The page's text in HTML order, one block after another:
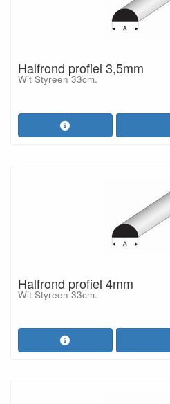
Halfrond profiel 3,5mm
Wit Styreen 33cm.
Halfrond profiel 4mm
Wit Styreen 33cm.